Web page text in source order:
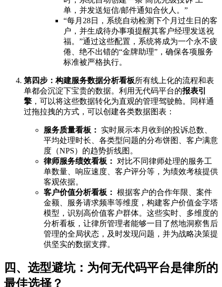
单，并发送短信/邮件通知合伙人。”
“每月28日，系统自动检测下个月过生日的客
户，并生成待办事项提醒其客户经理发送祝
福。”通过这些配置，系统将成为一个永不疲
倦、绝不出错的“金牌助理”，确保各项服务
标准被严格执行。
第四步：构建服务数据分析看板所有线上化的流程和表
单都会沉淀下宝贵的数据。利用无代码平台的报表引
擎 ，可以将这些数据转化为直观的管理驾驶舱。同样通
过拖拉拽的方式，可以创建各类数据图表：
服务质量看板：
实时展示本月收到的投诉总数、
平均处理时长、各类型问题的分布饼图、客户满意
度（NPS）的趋势折线图。
律师服务绩效看板：
对比不同律师处理的服务工
单数量、响应速度、客户评分等，为绩效考核提供
客观依据。
客户价值分析看板： 根据客户的合作年限、案件
金额、服务请求频率等维度，构建客户价值金字塔
模型，识别高价值客户群体。这些实时、多维度的
分析看板，让律所管理者能够一目了然地洞察售后
管理的全局状态，及时发现问题，并为战略决策提
供坚实的数据支撑。
四、选型避坑：为何无代码平台是律所的
最佳选择？